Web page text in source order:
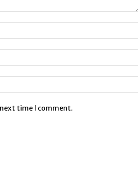
time I comment.